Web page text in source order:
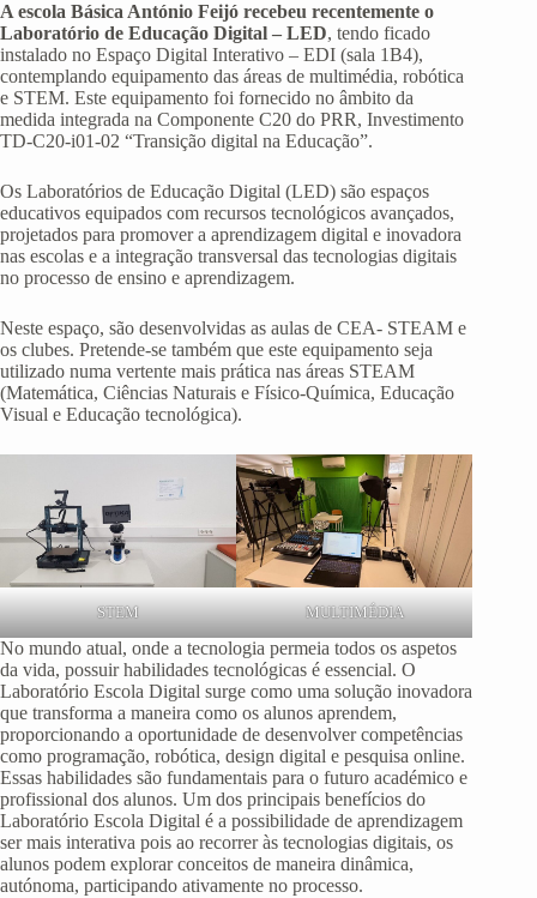
A escola Básica António Feijó recebeu recentemente o
Laboratório de Educação Digital – LED, tendo ficado
instalado no Espaço Digital Interativo – EDI (sala 1B4),
contemplando equipamento das áreas de multimédia, robótica
e STEM. Este equipamento foi fornecido no âmbito da
medida integrada na Componente C20 do PRR, Investimento
TD-C20-i01-02 “Transição digital na Educação”.
Os Laboratórios de Educação Digital (LED) são espaços
educativos equipados com recursos tecnológicos avançados,
projetados para promover a aprendizagem digital e inovadora
nas escolas e a integração transversal das tecnologias digitais
no processo de ensino e aprendizagem.
Neste espaço, são desenvolvidas as aulas de CEA- STEAM e
os clubes. Pretende-se também que este equipamento seja
utilizado numa vertente mais prática nas áreas STEAM
(Matemática, Ciências Naturais e Físico-Química, Educação
Visual e Educação tecnológica).
STEM MULTIMÉDIA
No mundo atual, onde a tecnologia permeia todos os aspetos
da vida, possuir habilidades tecnológicas é essencial. O
Laboratório Escola Digital surge como uma solução inovadora
que transforma a maneira como os alunos aprendem,
proporcionando a oportunidade de desenvolver competências
como programação, robótica, design digital e pesquisa online.
Essas habilidades são fundamentais para o futuro académico e
profissional dos alunos. Um dos principais benefícios do
Laboratório Escola Digital é a possibilidade de aprendizagem
ser mais interativa pois ao recorrer às tecnologias digitais, os
alunos podem explorar conceitos de maneira dinâmica,
autónoma, participando ativamente no processo.